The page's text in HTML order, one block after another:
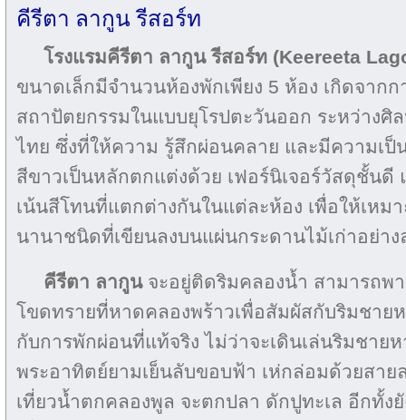
คีรีตา ลากูน รีสอร์ท
โรงแรมคีรีตา ลากูน รีสอร์ท (Keereeta
ขนาดเล็กมีจำนวนห้องพักเพียง 5 ห้อง เกิดจาก
สถาปัตยกรรมในแบบยุโรปตะวันออก ระหว่างศิ
ไทย ซึ่งที่ให้ความ รู้สึกผ่อนคลาย และมีความเป็
สีขาวเป็นหลักตกแต่งด้วย เฟอร์นิเจอร์วัสดุชั้นดี
เน้นสีโทนที่แตกต่างกันในแต่ละห้อง เพื่อให้เหม
นานาชนิดที่เขียนลงบนแผ่นกระดานไม้เก่าอย่าง
คีรีตา ลากูน จะอยู่ติดริมคลองน้ำ สามารถพ
โขดทรายที่หาดคลองพร้าวเพื่อสัมผัสกับริมชาย
กับการพักผ่อนที่แท้จริง ไม่ว่าจะเดินเล่นริมชาย
พระอาทิตย์ยามเย็นลับขอบฟ้า เห่กล่อมด้วยสาย
เที่ยวน้ำตกคลองพูล จะตกปลา ดักปูทะเล อีกทั้ง